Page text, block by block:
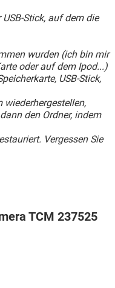
Stick, auf dem die
wurden (ich bin mir
oder auf dem Ipod...)
USB-Stick,
wiederhergestellen,
den Ordner, indem
Vergessen Sie
TCM 237525